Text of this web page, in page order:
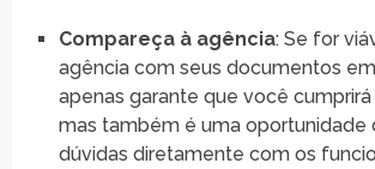
Compareça à agência: Se for
agência com seus documentos
apenas garante que você
mas também é uma oportunidade
dúvidas diretamente com os